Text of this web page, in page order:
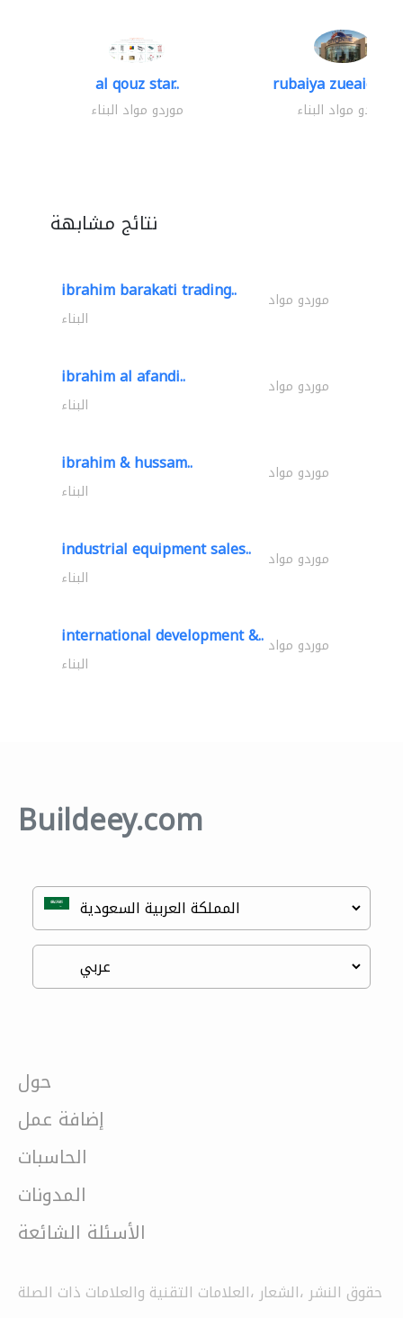
al qouz star..
موردو مواد البناء
rubaiya zueaid
موردو مواد البناء
نتائج مشابهة
ibrahim barakati trading.. موردو مواد
البناء
ibrahim al afandi.. موردو مواد
البناء
ibrahim & hussam.. موردو مواد
البناء
industrial equipment sales.. موردو مواد
البناء
international development &.. موردو مواد
البناء
Buildeey.com
حول
إضافة عمل
الحاسبات
المدونات
الأسئلة الشائعة
حقوق النشر ،الشعار ،العلامات التقنية والعلامات ذات الصلة